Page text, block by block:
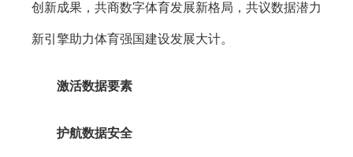
创新成果，共商数字体育发展新格局，共议数据潜力
新引擎助力体育强国建设发展大计。
激活数据要素
护航数据安全